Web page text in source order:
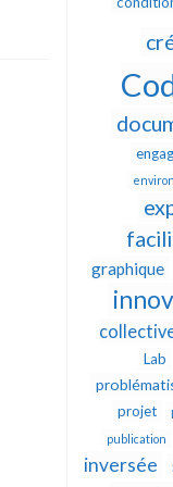
graphique
Lab
projet
publication
inversée